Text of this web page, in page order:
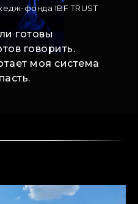
готовы
говорить.
моя система
фонда IBF TRUST